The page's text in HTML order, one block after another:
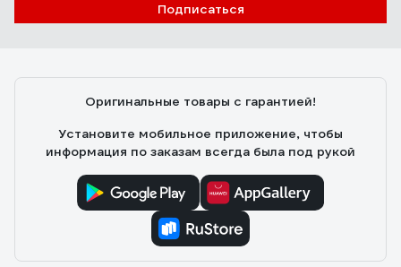
Подписаться
Оригинальные товары с гарантией!
Установите мобильное приложение, чтобы
информация по заказам всегда была под рукой